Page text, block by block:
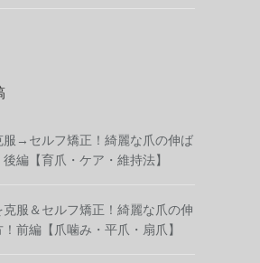
服→セルフ矯正！綺麗な爪の伸ば
後編【育爪・ケア・維持法】
克服＆セルフ矯正！綺麗な爪の伸
！前編【爪噛み・平爪・扇爪】